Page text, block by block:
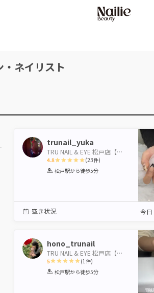
ネイリスト
trunail_yuka
TRU NAIL & EYE 松戸店【トゥルーネイル＆アイ】
4.8
1 2 3 4 5
(23件)
松戸駅から徒歩5分
空き状況 今日
hono_trunail
TRU NAIL & EYE 松戸店【トゥルーネイル＆アイ】
5
1 2 3 4 5
(1 件)
松戸駅から徒歩5分